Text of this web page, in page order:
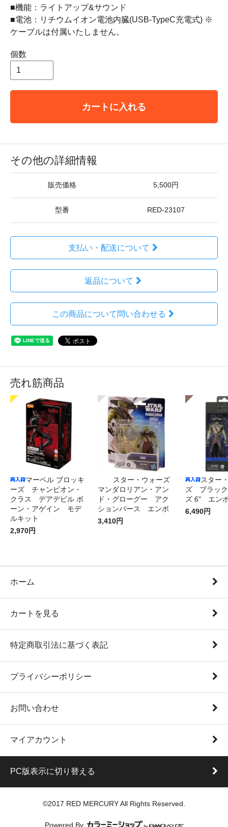
■機能：ライトアップ&サウンド
■電池：リチウムイオン電池内臓(USB-TypeC充電式) ※
ケーブルは付属いたしません。
個数
カートに入れる
その他の詳細情報
販売価格 5,500円
型番 RED-23107
支払い・配送について
返品について
この商品について問い合わせる
売れ筋商品
マーベル ブロッキ
ーズ チャンピオン・
クラス デアデビル ボ
ーン・アゲイン モデ
ルキット
2,970円
スター・ウォーズ
マンダロリアン・アン
ド・グローグー アク
ションバース エンボ
3,410円
スター
ズ ブラック
ズ 6" エン
6,490円
ホーム
カートを見る
特定商取引法に基づく表記
プライバシーポリシー
お問い合わせ
マイアカウント
PC版表示に切り替える
©2017 RED MERCURY All Rights Reserved.
Powered By